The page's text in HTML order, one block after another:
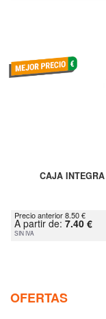
CAJA
Precio anterior 8.50 €
A partir de: 7.40 €
SIN IVA
OFERTAS